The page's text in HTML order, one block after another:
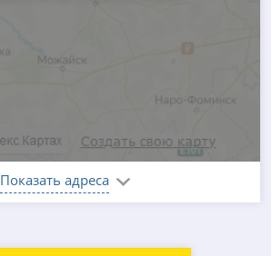
Показать адреса